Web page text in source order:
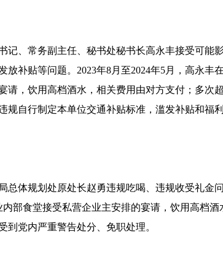
记、常务副主任、秘书处秘书长高永丰接受可能
放补贴等问题。2023年8月至2024年5月，高永丰
请，饮用高档酒水，相关费用由对方支付；多次
规自行制定本单位交通补贴标准，滥发补贴和福
总体规划处原处长赵勇违规吃喝、违规收受礼金
部食堂接受私营企业主安排的宴请，饮用高档
到党内严重警告处分、免职处理。